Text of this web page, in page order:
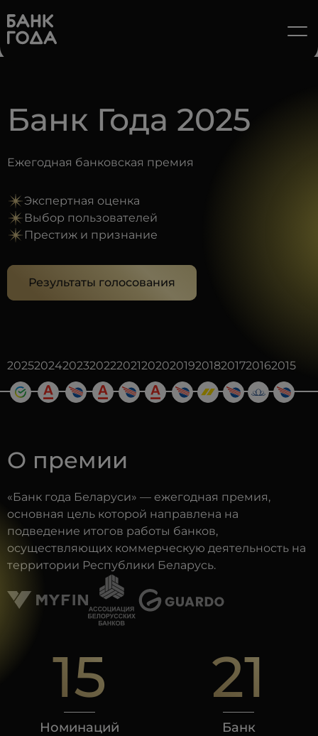
Банк Года 2025
Ежегодная банковская премия
Экспертная оценка
Выбор пользователей
Престиж и признание
Результаты голосования
20252024202320222021202020192018201720162015
О премии
«Банк года Беларуси» — ежегодная премия,
основная цель которой направлена на
подведение итогов работы банков,
осуществляющих коммерческую деятельность на
территории Республики Беларусь.
15
Номинаций
21
Банк